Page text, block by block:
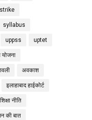
strike
syllabus
uppss uptet
अवकाश
इलाहाबाद हाईकोर्ट
नीति
की बात